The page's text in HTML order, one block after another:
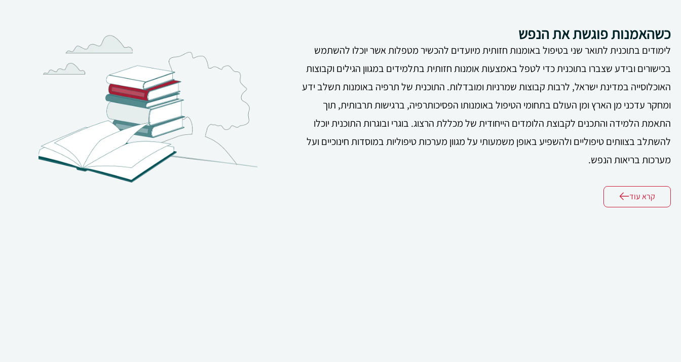
כשהאמנות פוגשת את הנפש
לימודים בתוכנית לתואר שני בטיפול באומנות חזותית מיועדים להכשיר מטפלות אשר יוכלו להשתמש
בכישורים ובידע שצברו בתוכנית כדי לטפל באמצעות אומנות חזותית בתלמידים במגוון הגילים וקבוצות
האוכלוסייה במדינת ישראל, לרבות קבוצות שמרניות ומובדלות. התוכנית של תרפיה באומנות תשלב ידע
ומחקר עדכני מן הארץ ומן העולם בתחומי הטיפול באומנותו הפסיכותרפיה, ברגישות תרבותית, תוך
התאמת הלמידה והתכנים לקבוצת הלומדים הייחודית של מכללת הרצוג. בוגרי ובוגרות התוכנית יוכלו
להשתלב בצוותים טיפוליים ולהשפיע באופן משמעותי על מגוון מערכות טיפוליות במוסדות חינוכיים ועל
מערכות בריאות הנפש.
קרא עוד